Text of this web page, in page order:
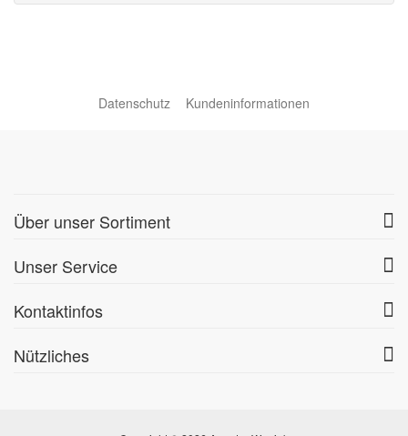
Datenschutz Kundeninformationen
Über unser Sortiment
Unser Service
Kontaktinfos
Nützliches